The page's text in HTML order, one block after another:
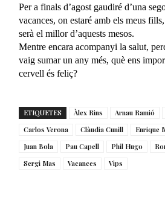
Per a finals d’agost gaudiré d’una
vacances, on estaré amb els meus
serà el millor d’aquests mesos.
Mentre encara acompanyi la salut,
vaig sumar un any més, què ens
cervell és feliç?
ETIQUETES Àlex Rins Arnau Ramió
Carlos Verona
Clàudia Cunill Enrique
Juan Bola
Pau Capell Phil Hugo
Sergi Mas
Vacances Vips